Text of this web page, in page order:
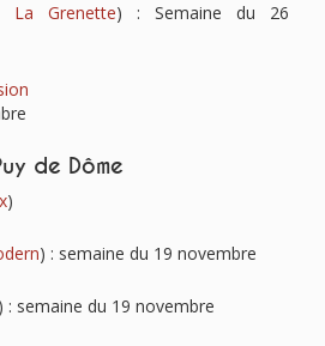
La Grenette) : Semaine du 26
de Dôme
)
) : semaine du 19 novembre
) : semaine du 19 novembre